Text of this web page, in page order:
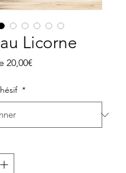
Licorne
20,00€
*